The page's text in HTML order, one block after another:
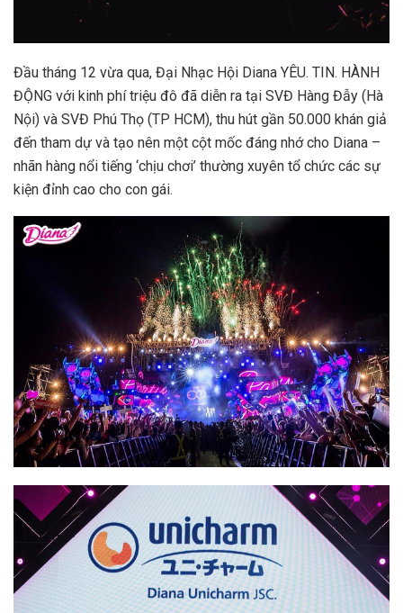
Đầu tháng 12 vừa qua, Đại Nhạc Hội Diana YÊU. TIN. HÀNH
ĐỘNG với kinh phí triệu đô đã diễn ra tại SVĐ Hàng Đẫy (Hà
Nội) và SVĐ Phú Thọ (TP HCM), thu hút gần 50.000 khán giả
đến tham dự và tạo nên một cột mốc đáng nhớ cho Diana –
nhãn hàng nổi tiếng ‘chịu chơi’ thường xuyên tổ chức các sự
kiện đỉnh cao cho con gái.